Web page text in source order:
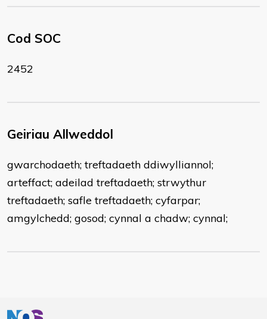
Cod SOC
2452
Geiriau Allweddol
gwarchodaeth; treftadaeth ddiwylliannol;
arteffact; adeilad treftadaeth; strwythur
treftadaeth; safle treftadaeth; cyfarpar;
amgylchedd; gosod; cynnal a chadw; cynnal;